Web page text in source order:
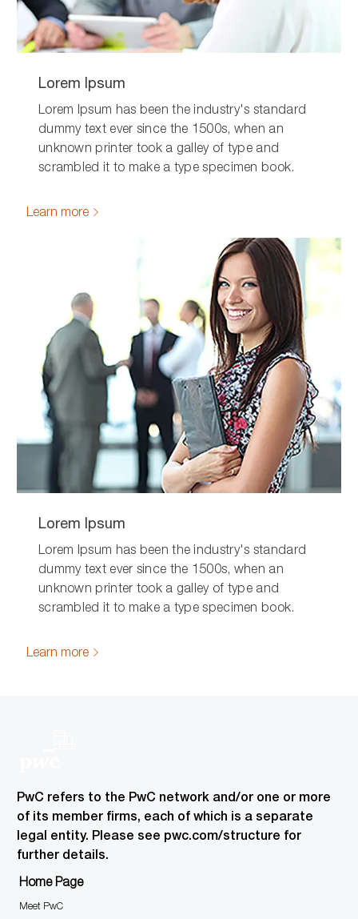
Lorem Ipsum
Lorem Ipsum has been the industry's standard
dummy text ever since the 1500s, when an
unknown printer took a galley of type and
scrambled it to make a type specimen book.
Learn more
Lorem Ipsum
Lorem Ipsum has been the industry's standard
dummy text ever since the 1500s, when an
unknown printer took a galley of type and
scrambled it to make a type specimen book.
Learn more
PwC refers to the PwC network and/or one or more
of its member firms, each of which is a separate
legal entity. Please see pwc.com/structure for
further details.
Home Page
Meet PwC